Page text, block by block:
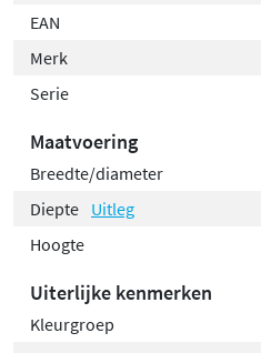
EAN
Merk
Serie
Maatvoering
Breedte/diameter
Diepte Uitleg
Hoogte
Uiterlijke kenmerken
Kleurgroep